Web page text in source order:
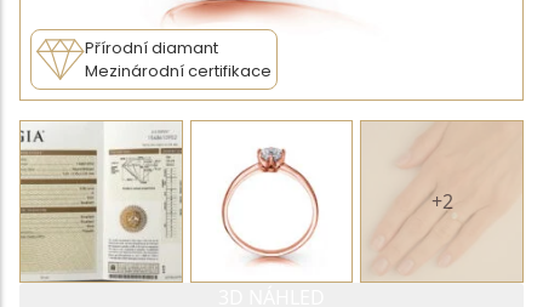
Přírodní diamant
Mezinárodní certifikace
+2